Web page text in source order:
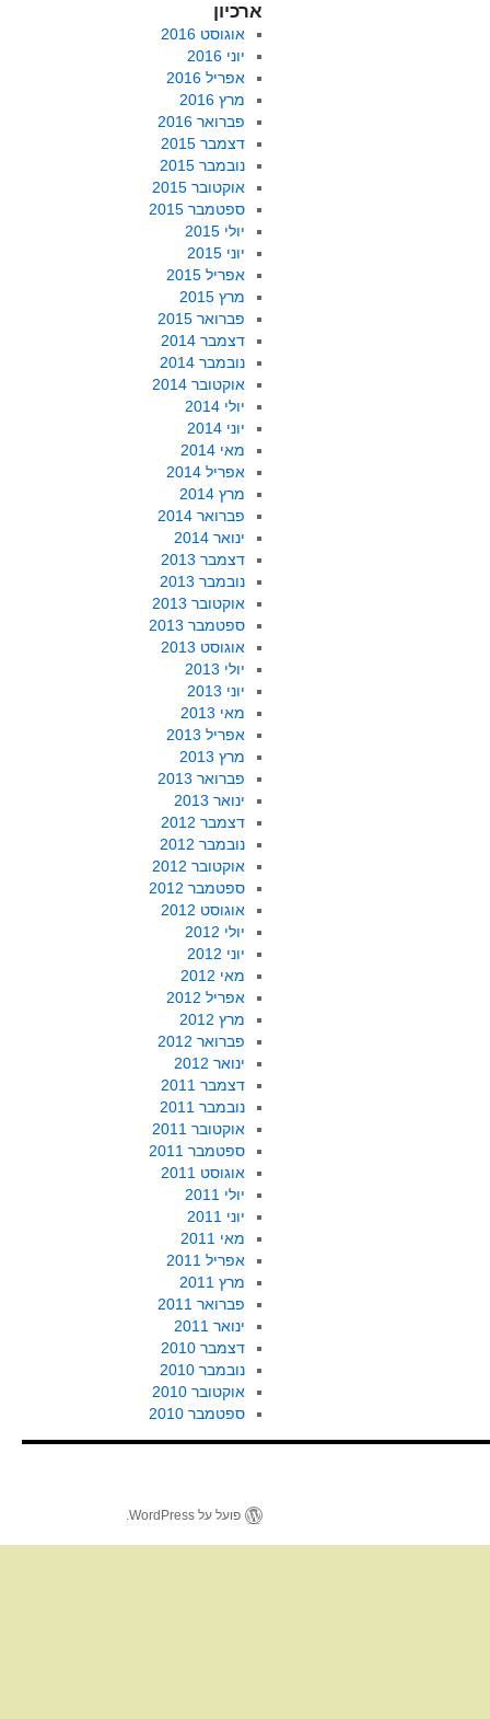
ארכיון
אוגוסט 2016
יוני 2016
אפריל 2016
מרץ 2016
פברואר 2016
דצמבר 2015
נובמבר 2015
אוקטובר 2015
ספטמבר 2015
יולי 2015
יוני 2015
אפריל 2015
מרץ 2015
פברואר 2015
דצמבר 2014
נובמבר 2014
אוקטובר 2014
יולי 2014
יוני 2014
מאי 2014
אפריל 2014
מרץ 2014
פברואר 2014
ינואר 2014
דצמבר 2013
נובמבר 2013
אוקטובר 2013
ספטמבר 2013
אוגוסט 2013
יולי 2013
יוני 2013
מאי 2013
אפריל 2013
מרץ 2013
פברואר 2013
ינואר 2013
דצמבר 2012
נובמבר 2012
אוקטובר 2012
ספטמבר 2012
אוגוסט 2012
יולי 2012
יוני 2012
מאי 2012
אפריל 2012
מרץ 2012
פברואר 2012
ינואר 2012
דצמבר 2011
נובמבר 2011
אוקטובר 2011
ספטמבר 2011
אוגוסט 2011
יולי 2011
יוני 2011
מאי 2011
אפריל 2011
מרץ 2011
פברואר 2011
ינואר 2011
דצמבר 2010
נובמבר 2010
אוקטובר 2010
ספטמבר 2010
פועל על WordPress.